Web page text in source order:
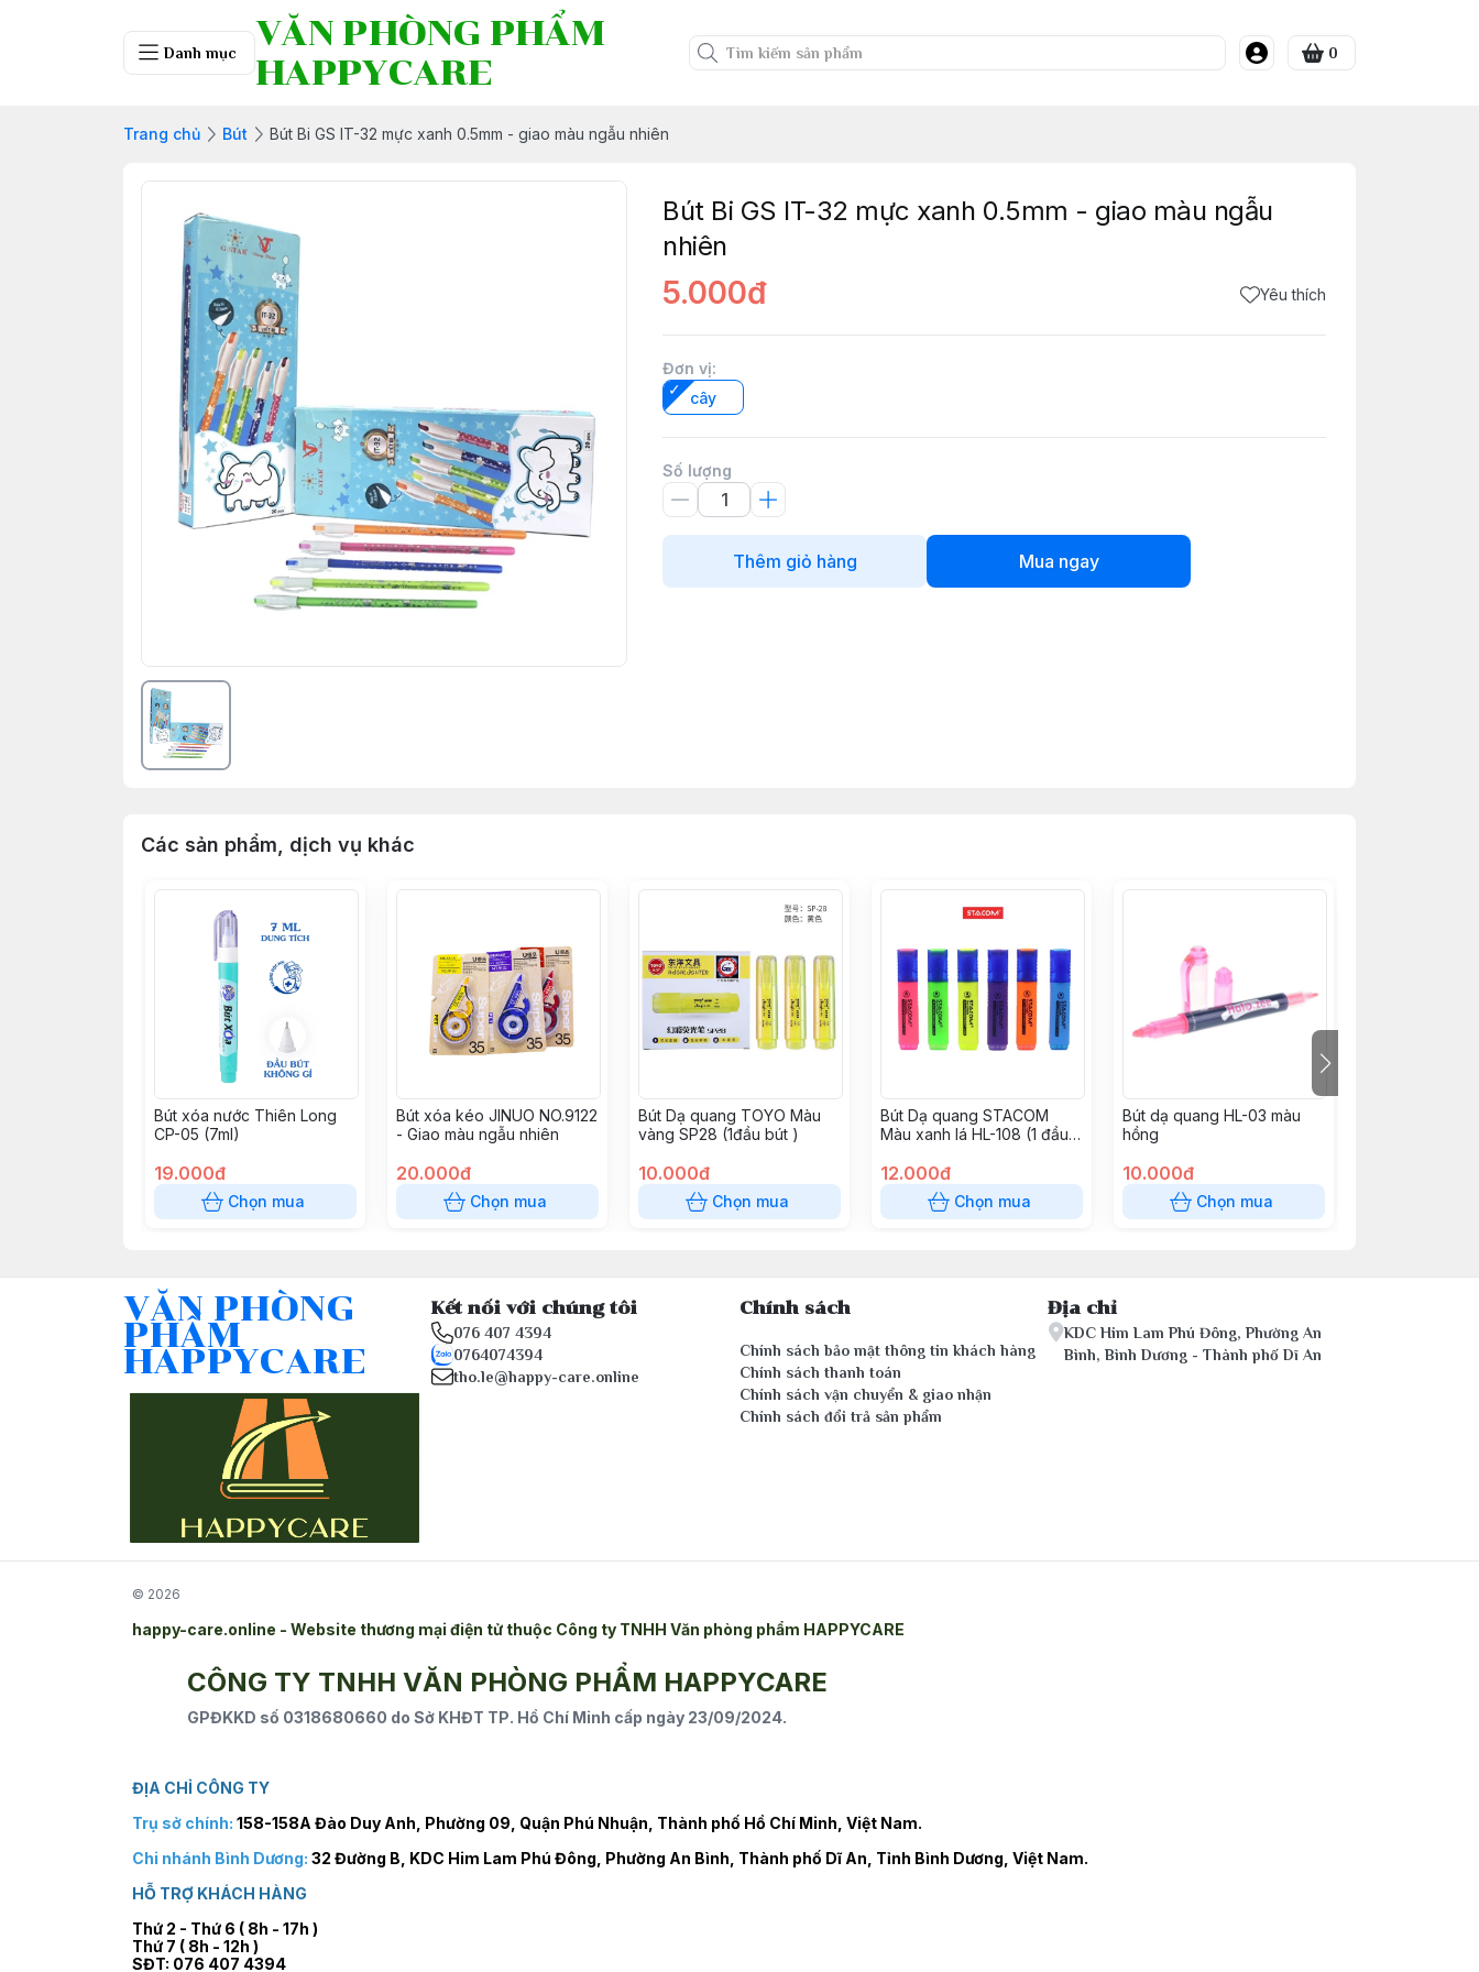
Danh mục
VĂN PHÒNG PHẨM
HAPPYCARE
0
Trang chủ Bút Bút Bi GS IT-32 mực xanh 0.5mm - giao màu ngẫu nhiên
Bút Bi GS IT-32 mực xanh 0.5mm - giao màu ngẫu
nhiên
5.000đ Yêu thích
Đơn vị:
cây
Số lượng
Thêm giỏ hàng Mua ngay
Các sản phẩm, dịch vụ khác
Bút xóa nước Thiên Long
CP-05 (7ml)
19.000đ
Chọn mua
Bút xóa kéo JINUO NO.9122
- Giao màu ngẫu nhiên
20.000đ
Chọn mua
Bút Dạ quang TOYO Màu
vàng SP28 (1đầu bút )
10.000đ
Chọn mua
Bút Dạ quang STACOM
Màu xanh lá HL-108 (1 đầu
12.000đ
Chọn mua
Bút dạ quang HL-03 màu
hồng
10.000đ
Chọn mua
VĂN PHÒNG
PHẨM
HAPPYCARE
Kết nối với chúng tôi
076 407 4394
0764074394
tho.le@happy-care.online
Chính sách
Chính sách bảo mật thông tin khách hàng
Chính sách thanh toán
Chính sách vận chuyển & giao nhận
Chính sách đổi trả sản phẩm
Địa chỉ
KDC Him Lam Phú Đông, Phường An
Bình, Bình Dương - Thành phố Dĩ An
© 2026
happy-care.online - Website thương mại điện tử thuộc Công ty TNHH Văn phòng phẩm HAPPYCARE
CÔNG TY TNHH VĂN PHÒNG PHẨM HAPPYCARE
GPĐKKD số 0318680660 do Sở KHĐT TP. Hồ Chí Minh cấp ngày 23/09/2024.
ĐỊA CHỈ CÔNG TY
Trụ sở chính: 158-158A Đào Duy Anh, Phường 09, Quận Phú Nhuận, Thành phố Hồ Chí Minh, Việt Nam.
Chi nhánh Bình Dương: 32 Đường B, KDC Him Lam Phú Đông, Phường An Bình, Thành phố Dĩ An, Tỉnh Bình Dương, Việt Nam.
HỖ TRỢ KHÁCH HÀNG
Thứ 2 - Thứ 6 ( 8h - 17h )
Thứ 7 ( 8h - 12h )
SĐT: 076 407 4394